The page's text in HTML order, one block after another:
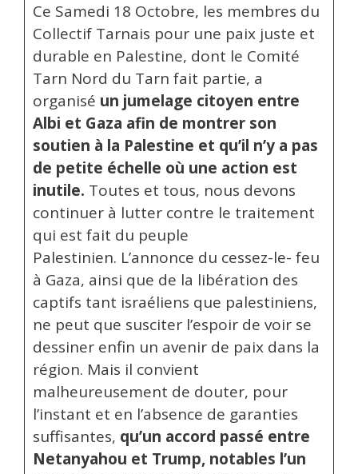
Ce Samedi 18 Octobre, les membres du
Collectif Tarnais pour une paix juste et
durable en Palestine, dont le Comité
Tarn Nord du Tarn fait partie, a
organisé un jumelage citoyen entre
Albi et Gaza afin de montrer son
soutien à la Palestine et qu’il n’y a pas
de petite échelle où une action est
inutile. Toutes et tous, nous devons
continuer à lutter contre le traitement
qui est fait du peuple
Palestinien. L’annonce du cessez-le- feu
à Gaza, ainsi que de la libération des
captifs tant israéliens que palestiniens,
ne peut que susciter l’espoir de voir se
dessiner enfin un avenir de paix dans la
région. Mais il convient
malheureusement de douter, pour
l’instant et en l’absence de garanties
suffisantes, qu’un accord passé entre
Netanyahou et Trump, notables l’un